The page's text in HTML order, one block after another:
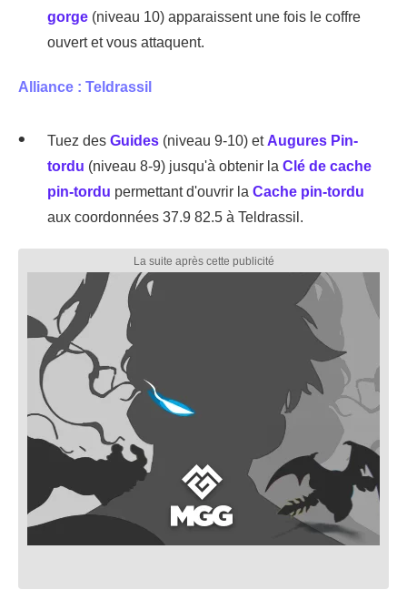
gorge (niveau 10) apparaissent une fois le coffre
ouvert et vous attaquent.
Alliance : Teldrassil
Tuez des Guides (niveau 9-10) et Augures Pin-
tordu (niveau 8-9) jusqu'à obtenir la Clé de cache
pin-tordu permettant d'ouvrir la Cache pin-tordu
aux coordonnées 37.9 82.5 à Teldrassil.